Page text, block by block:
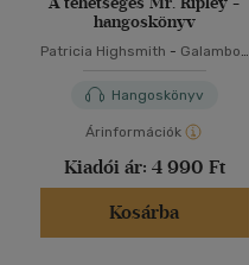
hangoskönyv
Patricia Highsmith - Galambos
Hangoskönyv
Árinformációk
Kiadói ár: 4 990 Ft
Kosárba